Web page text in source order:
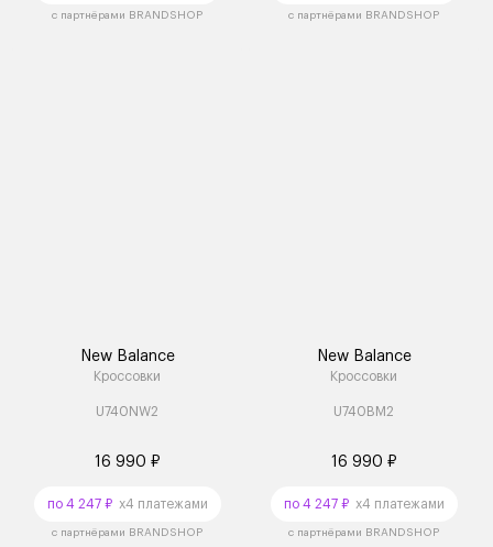
с партнёрами BRANDSHOP с партнёрами BRANDSHOP
New Balance
Кроссовки
U740NW2
16 990 ₽
по 4 247 ₽x4 платежами
с партнёрами BRANDSHOP
New Balance
Кроссовки
U740BM2
16 990 ₽
по 4 247 ₽x4 платежами
с партнёрами BRANDSHOP